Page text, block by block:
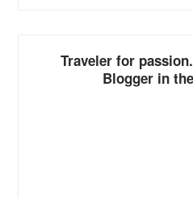
Traveler for
Blogger in